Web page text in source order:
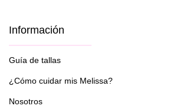
Información
Guía de tallas
¿Cómo cuidar mis Melissa?
Nosotros